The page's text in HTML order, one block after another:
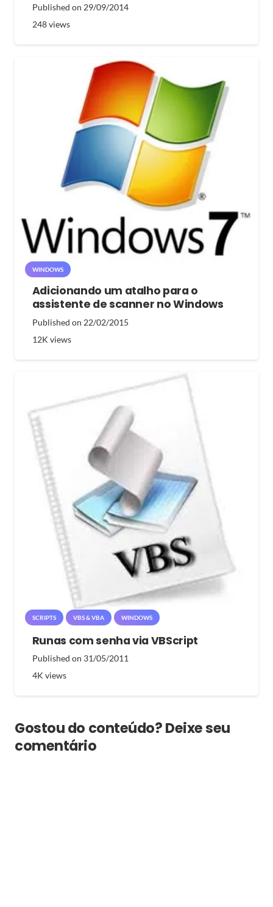
Published on 29/09/2014
248views
WINDOWS
Adicionando um atalho para o
assistente de scanner no Windows
Published on 22/02/2015
12K views
SCRIPTS VBS & VBA WINDOWS
Runas com senha via VBScript
Published on 31/05/2011
4K views
Gostou do conteúdo? Deixe seu
comentário